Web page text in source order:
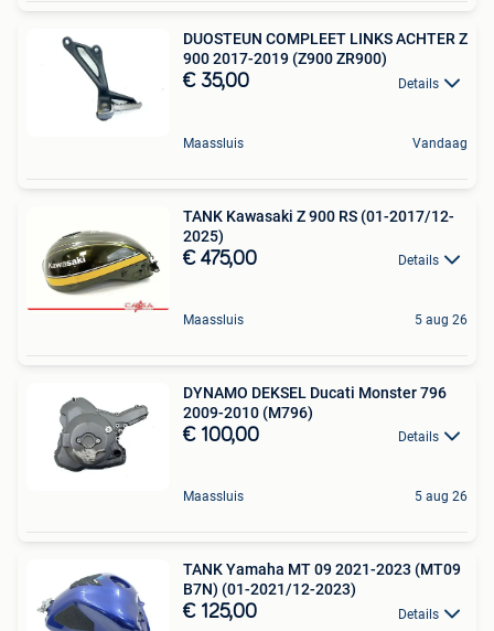
DUOSTEUN COMPLEET LINKS ACHTER Z
900 2017-2019 (Z900 ZR900)
€ 35,00 Details
Maassluis Vandaag
TANK Kawasaki Z 900 RS (01-2017/12-
2025)
€ 475,00 Details
Maassluis 5 aug 26
DYNAMO DEKSEL Ducati Monster 796
2009-2010 (M796)
€ 100,00 Details
Maassluis 5 aug 26
TANK Yamaha MT 09 2021-2023 (MT09
B7N) (01-2021/12-2023)
€ 125,00 Details